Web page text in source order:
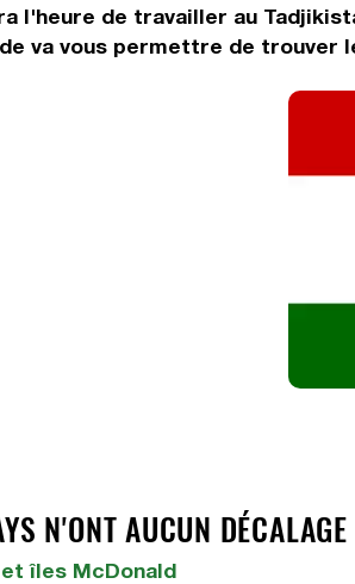
l'heure de travailler au
va vous permettre de trouver
N'ONT AUCUN
îles McDonald